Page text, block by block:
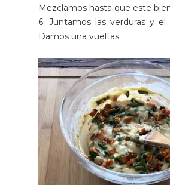
Mezclamos hasta que este
6. Juntamos las verduras y el
Damos una vueltas.